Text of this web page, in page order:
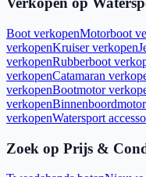
Boot verkopenMotorboot
verkopenKruiser verkopen
verkopenRubberboot
verkopenCatamaran
verkopenBootmotor
verkopen
verkopenWatersport
Zoek op Prijs &